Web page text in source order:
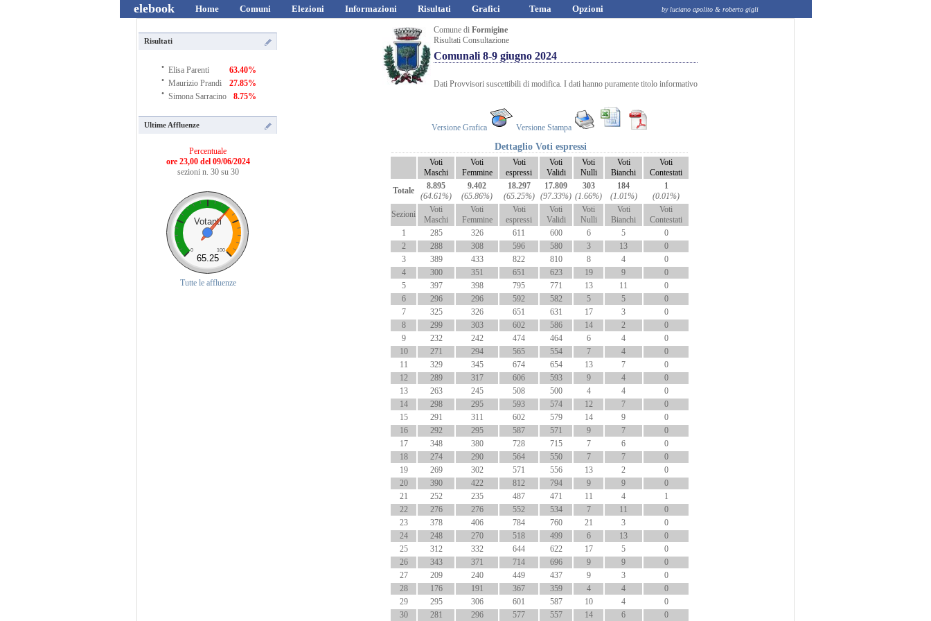
elebook Home Comuni Elezioni Informazioni Risultati Grafici Tema Opzioni by luciano apolito & roberto gigli
Risultati
· Elisa Parenti 63.40%
· Maurizio Prandi 27.85%
· Simona Sarracino 8.75%
Ultime Affluenze
Percentuale
ore 23,00 del 09/06/2024
sezioni n. 30 su 30
Votanti
0 100
65.25
Tutte le affluenze
Comune di Formigine
Risultati Consultazione
Comunali 8-9 giugno 2024
Dati Provvisori suscettibili di modifica. I dati hanno puramente titolo informativo
Versione Grafica Versione Stampa
Dettaglio Voti espressi
Voti
Maschi
Voti
Femmine
Voti
espressi
Voti
Validi
Voti
Nulli
Voti
Bianchi
Voti
Contestati
Totale
8.895
(64.61%)
9.402
(65.86%)
18.297
(65.25%)
17.809
(97.33%)
303
(1.66%)
184
(1.01%)
1
(0.01%)
Sezioni
Voti
Maschi
Voti
Femmine
Voti
espressi
Voti
Validi
Voti
Nulli
Voti
Bianchi
Voti
Contestati
1
285 326 611 600 6 5
0
2
288 308 596 580 3 13
0
3
389 433 822 810 8 4
0
4
300 351 651 623 19 9
0
5
397 398 795 771 13 11
0
6
296 296 592 582 5 5
0
7
325 326 651 631 17 3
0
8
299 303 602 586 14 2
0
9
232 242 474 464 6 4
0
10
271 294 565 554 7 4
0
11
329 345 674 654 13 7
0
12
289 317 606 593 9 4
0
13
263 245 508 500 4 4
0
14
298 295 593 574 12 7
0
15
291 311 602 579 14 9
0
16
292 295 587 571 9 7
0
17
348 380 728 715 7 6
0
18
274 290 564 550 7 7
0
19
269 302 571 556 13 2
0
20
390 422 812 794 9 9
0
21
252 235 487 471 11 4
1
22
276 276 552 534 7 11
0
23
378 406 784 760 21 3
0
24
248 270 518 499 6 13
0
25
312 332 644 622 17 5
0
26
343 371 714 696 9 9
0
27
209 240 449 437 9 3
0
28
176 191 367 359 4 4
0
29
295 306 601 587 10 4
0
30
281 296 577 557 14 6 0